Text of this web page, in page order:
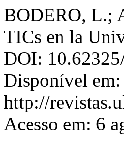
BODERO, L.;
TICs en la
DOI:
Disponível em:
http://
Acesso em: 6